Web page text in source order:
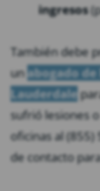
ingresos
También debe
unabogado de
Lauderdale
sufrió lesiones
oficinas al
de contacto